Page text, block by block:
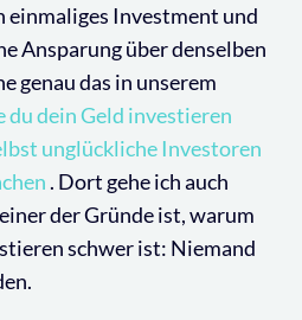
Investment und
Ansparung über denselben
genau das in unserem
du dein Geld investieren
unglückliche Investoren
. Dort gehe ich auch
der Gründe ist, warum
schwer ist: Niemand